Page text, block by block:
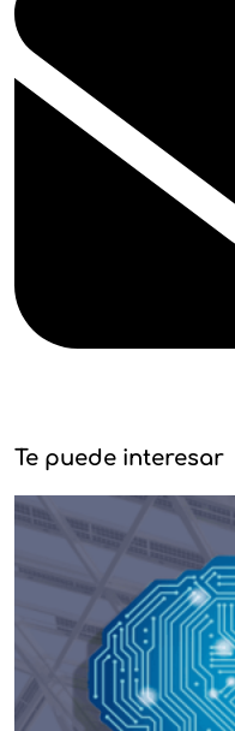
Te puede interesar